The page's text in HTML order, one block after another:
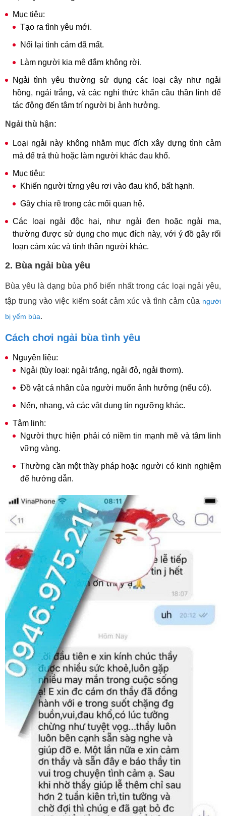
Mục tiêu:
Tạo ra tình yêu mới.
Nối lại tình cảm đã mất.
Làm người kia mê đắm không rời.
Ngải tình yêu thường sử dụng các loại cây như ngải
hồng, ngải trắng, và các nghi thức khấn cầu thần linh để
tác động đến tâm trí người bị ảnh hưởng.
Ngải thù hận:
Loại ngải này không nhằm mục đích xây dựng tình cảm
mà để trả thù hoặc làm người khác đau khổ.
Mục tiêu:
Khiến người từng yêu rơi vào đau khổ, bất hạnh.
Gây chia rẽ trong các mối quan hệ.
Các loại ngải độc hại, như ngải đen hoặc ngải ma,
thường được sử dụng cho mục đích này, với ý đồ gây rối
loạn cảm xúc và tinh thần người khác.
2. Bùa ngải bùa yêu
Bùa yêu là dạng bùa phổ biến nhất trong các loại ngải yêu,
tập trung vào việc kiểm soát cảm xúc và tình cảm của người
bị yểm bùa.
Cách chơi ngải bùa tình yêu
Nguyên liệu:
Ngải (tùy loại: ngải trắng, ngải đỏ, ngải thơm).
Đồ vật cá nhân của người muốn ảnh hưởng (nếu có).
Nến, nhang, và các vật dụng tín ngưỡng khác.
Tâm linh:
Người thực hiện phải có niềm tin mạnh mẽ và tâm linh
vững vàng.
Thường cần một thầy pháp hoặc người có kinh nghiệm
để hướng dẫn.